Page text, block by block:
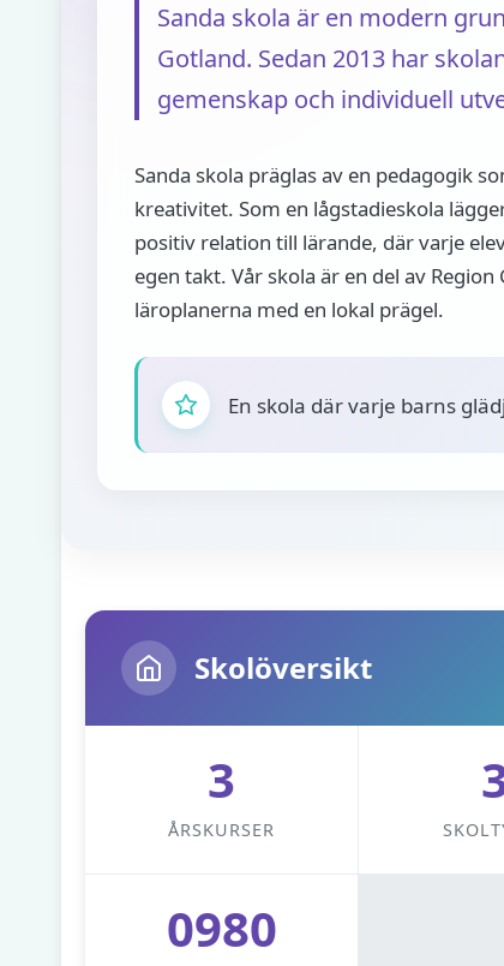
Sanda skola är en modern
Gotland. Sedan 2013 har
gemenskap och individuell
Sanda skola präglas av en pedagogik
kreativitet. Som en lågstadieskola
positiv relation till lärande, där varje
egen takt. Vår skola är en del av
läroplanerna med en lokal prägel.
En skola där varje barns
Skolöversikt
3
ÅRSKURSER
0980